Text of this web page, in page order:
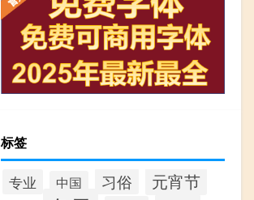
标签
专业 中国 习俗 元宵节